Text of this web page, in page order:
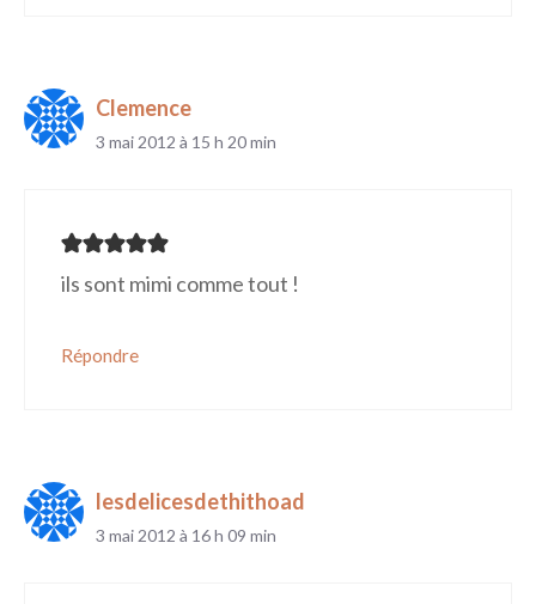
Clemence
3 mai 2012 à 15 h 20 min
ils sont mimi comme tout !
Répondre
lesdelicesdethithoad
3 mai 2012 à 16 h 09 min